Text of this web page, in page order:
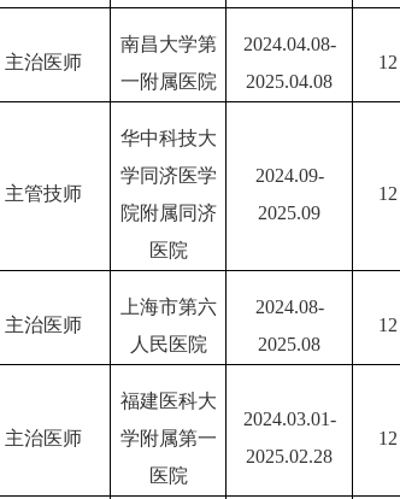
主治医师
南昌大学第
一附属医院
2024.04.08-
2025.04.08
12
主管技师
华中科技大
学同济医学
院附属同济
医院
2024.09-
2025.09
12
主治医师
上海市第六
人民医院
2024.08-
2025.08
12
主治医师
福建医科大
学附属第一
医院
2024.03.01-
2025.02.28
12